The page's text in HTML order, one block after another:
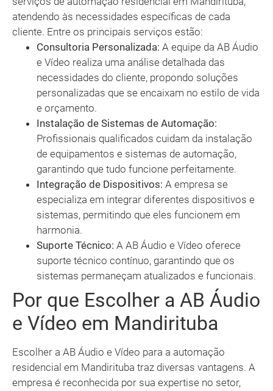
atendendo às necessidades específicas de cada
cliente. Entre os principais serviços estão:
Consultoria Personalizada: A equipe da AB Áudio
e Vídeo realiza uma análise detalhada das
necessidades do cliente, propondo soluções
personalizadas que se encaixam no estilo de vida
e orçamento.
Instalação de Sistemas de Automação:
Profissionais qualificados cuidam da instalação
de equipamentos e sistemas de automação,
garantindo que tudo funcione perfeitamente.
Integração de Dispositivos: A empresa se
especializa em integrar diferentes dispositivos e
sistemas, permitindo que eles funcionem em
harmonia.
Suporte Técnico: A AB Áudio e Vídeo oferece
suporte técnico contínuo, garantindo que os
sistemas permaneçam atualizados e funcionais.
Por que Escolher a AB Áudio
e Vídeo em Mandirituba
Escolher a AB Áudio e Vídeo para a automação
residencial em Mandirituba traz diversas vantagens. A
empresa é reconhecida por sua expertise no setor,